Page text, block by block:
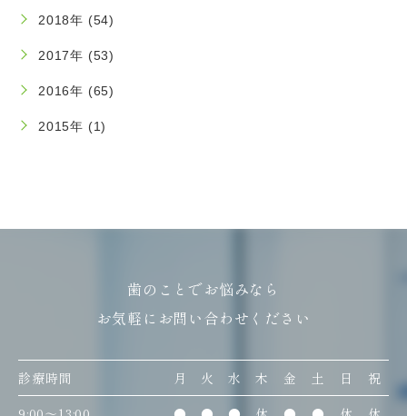
2018年 (54)
2017年 (53)
2016年 (65)
2015年 (1)
歯のことでお悩みなら
お気軽にお問い合わせください
診療時間 月 火 水 木 金 土 日
祝